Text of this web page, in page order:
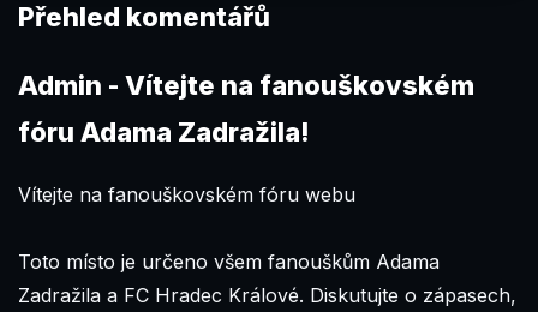
Přehled komentářů
Admin - Vítejte na fanouškovském
fóru Adama Zadražila!
Vítejte na fanouškovském fóru webu
Toto místo je určeno všem fanouškům Adama
Zadražila a FC Hradec Králové. Diskutujte o zápasech,